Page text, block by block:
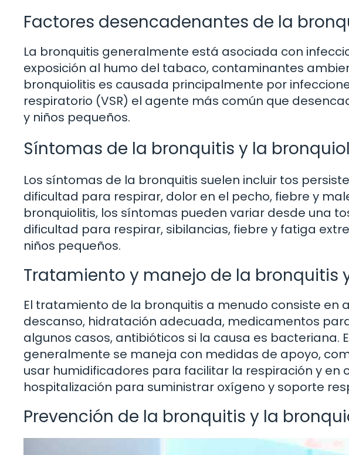
Factores desencadenantes de la
La bronquitis generalmente está asociada con
exposición al humo del tabaco, contaminantes
bronquiolitis es causada principalmente por
respiratorio (VSR) el agente más común que
y niños pequeños.
Síntomas de la bronquitis y la
Los síntomas de la bronquitis suelen incluir tos
dificultad para respirar, dolor en el pecho, fiebre y
bronquiolitis, los síntomas pueden variar desde una
dificultad para respirar, sibilancias, fiebre y fatiga
niños pequeños.
Tratamiento y manejo de la bronquitis
El tratamiento de la bronquitis a menudo consiste en
descanso, hidratación adecuada, medicamentos
algunos casos, antibióticos si la causa es bacteriana.
generalmente se maneja con medidas de apoyo,
usar humidificadores para facilitar la respiración y en
hospitalización para suministrar oxígeno y soporte
Prevención de la bronquitis y la